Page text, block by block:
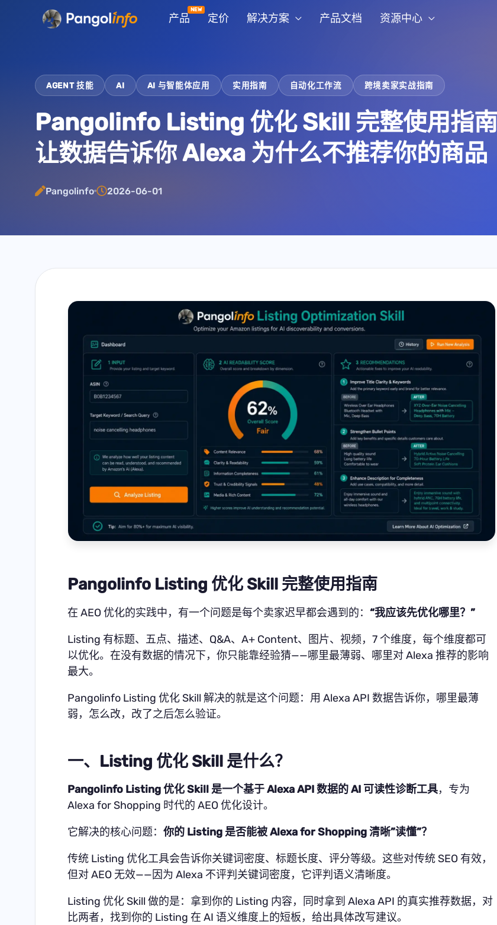
产品 定价 解决方案 产品文档 资源中心
AGENT 技能 AI AI 与智能体应用 实用指南 自动化工作流 跨境卖家实战指南
Pangolinfo Listing 优化 Skill 完整使用指南
让数据告诉你 Alexa 为什么不推荐你的商品
Pangolinfo 2026-06-01
Pangolinfo Listing 优化 Skill 完整使用指南
在 AEO 优化的实践中，有一个问题是每个卖家迟早都会遇到的： “我应该先优化哪里？”
Listing 有标题、五点、描述、Q&A、A+ Content、图片、视频，7 个维度，每个维度都可
以优化。在没有数据的情况下，你只能靠经验猜——哪里最薄弱、哪里对 Alexa 推荐的影响
最大。
Pangolinfo Listing 优化 Skill 解决的就是这个问题：用 Alexa API 数据告诉你，哪里最薄
弱，怎么改，改了之后怎么验证。
一、Listing 优化 Skill 是什么？
Pangolinfo Listing 优化 Skill 是一个基于 Alexa API 数据的 AI 可读性诊断工具，专为
Alexa for Shopping 时代的 AEO 优化设计。
它解决的核心问题： 你的 Listing 是否能被 Alexa for Shopping 清晰”读懂”？
传统 Listing 优化工具会告诉你关键词密度、标题长度、评分等级。这些对传统 SEO 有效，
但对 AEO 无效——因为 Alexa 不评判关键词密度，它评判语义清晰度。
Listing 优化 Skill 做的是：拿到你的 Listing 内容，同时拿到 Alexa API 的真实推荐数据，对
比两者，找到你的 Listing 在 AI 语义维度上的短板，给出具体改写建议。